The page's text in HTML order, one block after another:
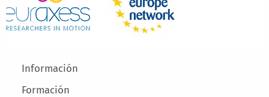
Main menu
Información
Formación